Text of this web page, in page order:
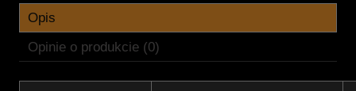
Opis
Opinie o produkcie (0)